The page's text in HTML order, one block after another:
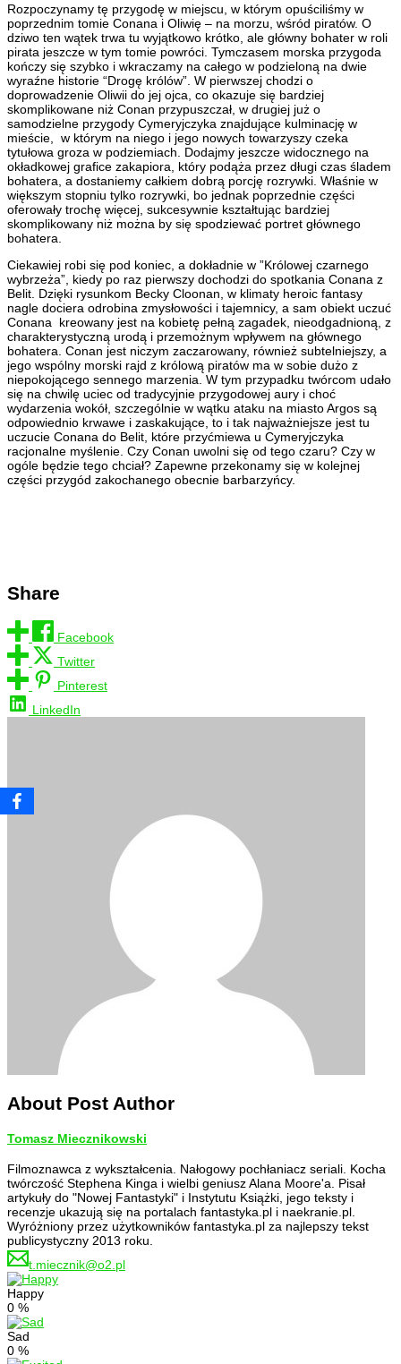
Rozpoczynamy tę przygodę w miejscu, w którym opuściliśmy w
poprzednim tomie Conana i Oliwię – na morzu, wśród piratów. O
dziwo ten wątek trwa tu wyjątkowo krótko, ale główny bohater w roli
pirata jeszcze w tym tomie powróci. Tymczasem morska przygoda
kończy się szybko i wkraczamy na całego w podzieloną na dwie
wyraźne historie “Drogę królów”. W pierwszej chodzi o
doprowadzenie Oliwii do jej ojca, co okazuje się bardziej
skomplikowane niż Conan przypuszczał, w drugiej już o
samodzielne przygody Cymeryjczyka znajdujące kulminację w
mieście, w którym na niego i jego nowych towarzyszy czeka
tytułowa groza w podziemiach. Dodajmy jeszcze widocznego na
okładkowej grafice zakapiora, który podąża przez długi czas śladem
bohatera, a dostaniemy całkiem dobrą porcję rozrywki. Właśnie w
większym stopniu tylko rozrywki, bo jednak poprzednie części
oferowały trochę więcej, sukcesywnie kształtując bardziej
skomplikowany niż można by się spodziewać portret głównego
bohatera.
Ciekawiej robi się pod koniec, a dokładnie w ”Królowej czarnego
wybrzeża”, kiedy po raz pierwszy dochodzi do spotkania Conana z
Belit. Dzięki rysunkom Becky Cloonan, w klimaty heroic fantasy
nagle dociera odrobina zmysłowości i tajemnicy, a sam obiekt uczuć
Conana kreowany jest na kobietę pełną zagadek, nieodgadnioną, z
charakterystyczną urodą i przemożnym wpływem na głównego
bohatera. Conan jest niczym zaczarowany, również subtelniejszy, a
jego wspólny morski rajd z królową piratów ma w sobie dużo z
niepokojącego sennego marzenia. W tym przypadku twórcom udało
się na chwilę uciec od tradycyjnie przygodowej aury i choć
wydarzenia wokół, szczególnie w wątku ataku na miasto Argos są
odpowiednio krwawe i zaskakujące, to i tak najważniejsze jest tu
uczucie Conana do Belit, które przyćmiewa u Cymeryjczyka
racjonalne myślenie. Czy Conan uwolni się od tego czaru? Czy w
ogóle będzie tego chciał? Zapewne przekonamy się w kolejnej
części przygód zakochanego obecnie barbarzyńcy.
Share
Facebook
Twitter
Pinterest
LinkedIn
About Post Author
Tomasz Miecznikowski
Filmoznawca z wykształcenia. Nałogowy pochłaniacz seriali. Kocha
twórczość Stephena Kinga i wielbi geniusz Alana Moore'a. Pisał
artykuły do "Nowej Fantastyki" i Instytutu Książki, jego teksty i
recenzje ukazują się na portalach fantastyka.pl i naekranie.pl.
Wyróżniony przez użytkowników fantastyka.pl za najlepszy tekst
publicystyczny 2013 roku.
t.miecznik@o2.pl
Happy
0 %
Sad
0 %